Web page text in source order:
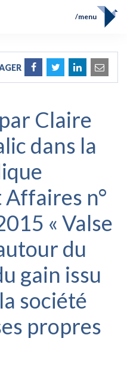
FR
menu
Claire
dans la
n°
« Valse
du
gain issu
société
propres